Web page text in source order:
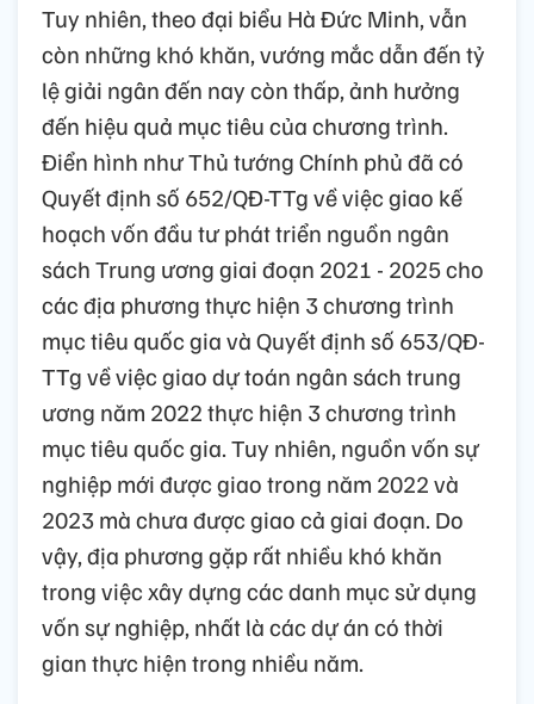
Tuy nhiên, theo đại biểu Hà Đức Minh, vẫn
còn những khó khăn, vướng mắc dẫn đến tỷ
lệ giải ngân đến nay còn thấp, ảnh hưởng
đến hiệu quả mục tiêu của chương trình.
Điển hình như Thủ tướng Chính phủ đã có
Quyết định số 652/QĐ-TTg về việc giao kế
hoạch vốn đầu tư phát triển nguồn ngân
sách Trung ương giai đoạn 2021 - 2025 cho
các địa phương thực hiện 3 chương trình
mục tiêu quốc gia và Quyết định số 653/QĐ-
TTg về việc giao dự toán ngân sách trung
ương năm 2022 thực hiện 3 chương trình
mục tiêu quốc gia. Tuy nhiên, nguồn vốn sự
nghiệp mới được giao trong năm 2022 và
2023 mà chưa được giao cả giai đoạn. Do
vậy, địa phương gặp rất nhiều khó khăn
trong việc xây dựng các danh mục sử dụng
vốn sự nghiệp, nhất là các dự án có thời
gian thực hiện trong nhiều năm.